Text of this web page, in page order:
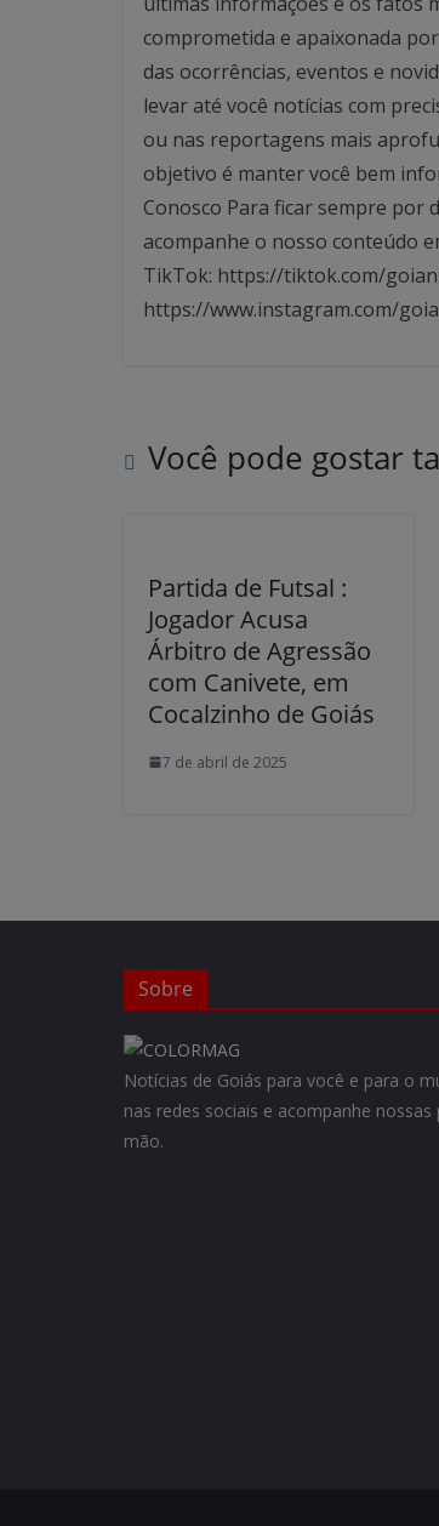
comprometida e apaixonada
das ocorrências, eventos e
levar até você notícias com
ou nas reportagens mais
objetivo é manter você bem
Conosco Para ficar sempre por
acompanhe o nosso conteúdo
TikTok: https://tiktok.com/
https://www.instagram.com/
Você pode gostar
Partida de Futsal :
Jogador Acusa
Árbitro de Agressão
com Canivete, em
Cocalzinho de Goiás
7 de abril de 2025
Sobre
Notícias de Goiás para você e para o
nas redes sociais e acompanhe
mão.